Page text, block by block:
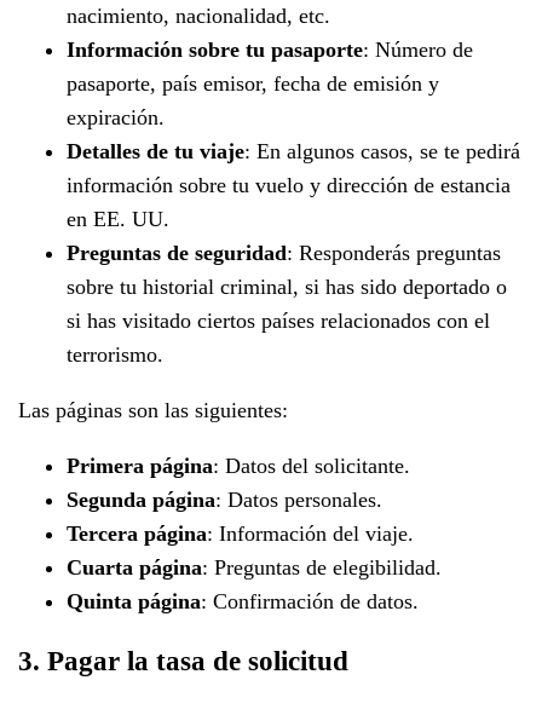
nacimiento, nacionalidad, etc.
Información sobre tu pasaporte: Número de
pasaporte, país emisor, fecha de emisión y
expiración.
Detalles de tu viaje: En algunos casos, se te pedirá
información sobre tu vuelo y dirección de estancia
en EE. UU.
Preguntas de seguridad: Responderás preguntas
sobre tu historial criminal, si has sido deportado o
si has visitado ciertos países relacionados con el
terrorismo.
Las páginas son las siguientes:
Primera página: Datos del solicitante.
Segunda página: Datos personales.
Tercera página: Información del viaje.
Cuarta página: Preguntas de elegibilidad.
Quinta página: Confirmación de datos.
3. Pagar la tasa de solicitud